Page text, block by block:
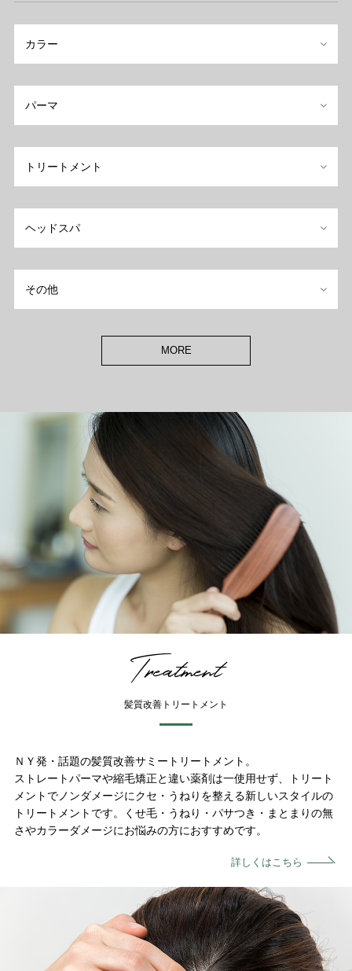
カラー
パーマ
トリートメント
ヘッドスパ
その他
MORE
Treatment
髪質改善トリートメント
ＮＹ発・話題の髪質改善サミートリートメント。
ストレートパーマや縮毛矯正と違い薬剤は一使用せず、トリート
メントでノンダメージにクセ・うねりを整える新しいスタイルの
トリートメントです。くせ毛・うねり・パサつき・まとまりの無
さやカラーダメージにお悩みの方におすすめです。
詳しくはこちら